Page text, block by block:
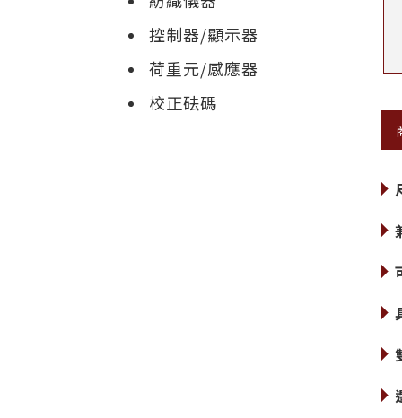
控制器/顯示器
荷重元/感應器
校正砝碼